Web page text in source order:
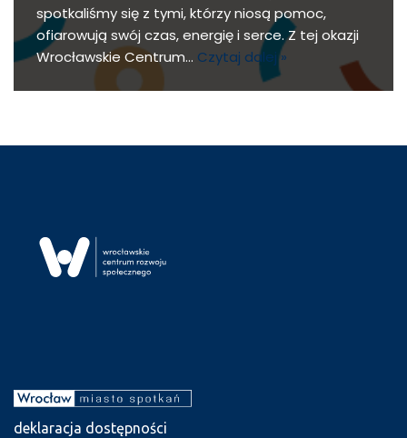
spotkaliśmy się z tymi, którzy niosą pomoc,
ofiarowują swój czas, energię i serce. Z tej okazji
Wrocławskie Centrum… Czytaj dalej »
deklaracja dostępności